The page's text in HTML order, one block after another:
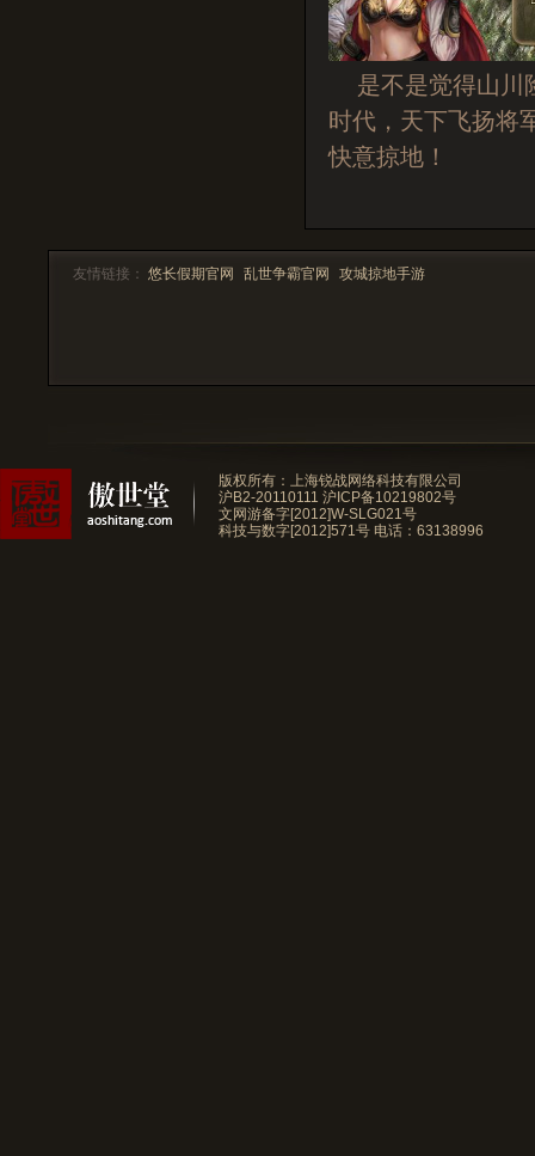
是不是觉得山川
时代，天下飞扬将
快意掠地！
友情链接： 悠长假期官网 乱世争霸官网 攻城掠地手游
版权所有：上海锐战网络科技有限公司
沪B2-20110111 沪ICP备10219802号
文网游备字[2012]W-SLG021号
科技与数字[2012]571号 电话：63138996